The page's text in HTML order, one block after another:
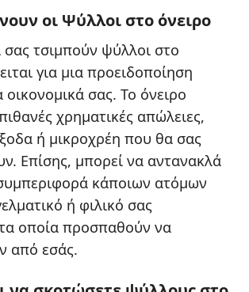
οι Ψύλλοι στο όνειρο
σας τσιμπούν ψύλλοι στο
για μια προειδοποίηση
οικονομικά σας. Το όνειρο
χρηματικές απώλειες,
ή μικροχρέη που θα σας
Επίσης, μπορεί να αντανακλά
κάποιων ατόμων
ή φιλικό σας
οποία προσπαθούν να
από εσάς.